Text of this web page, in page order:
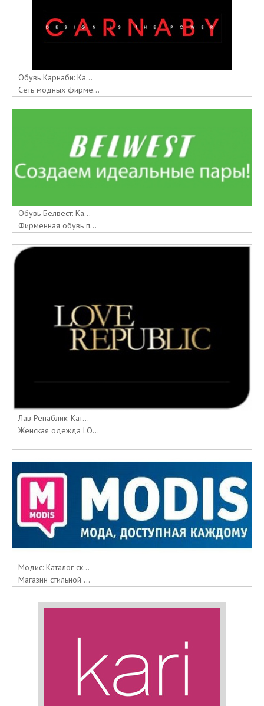
Обувь Карнаби: Ка...
Сеть модных фирме...
Обувь Белвест: Ка...
Фирменная обувь п...
Лав Репаблик: Кат...
Женская одежда LO...
Модис: Каталог ск...
Магазин стильной ...